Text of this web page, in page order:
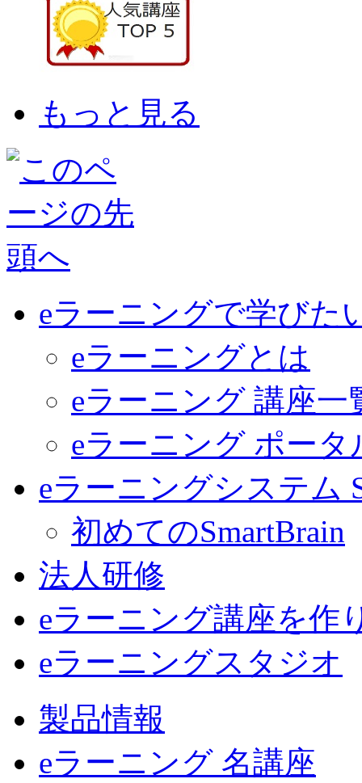
もっと見る
eラーニングで学びた
eラーニングとは
eラーニング 講座一
eラーニング ポータ
eラーニングシステム
初めてのSmartBrain
法人研修
eラーニング講座を作
eラーニングスタジオ
製品情報
eラーニング 名講座